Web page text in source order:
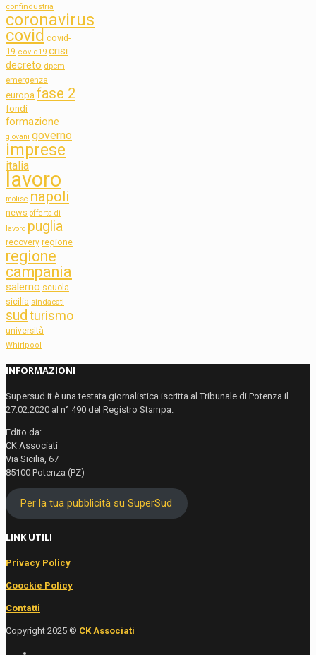
confindustria
coronavirus
covid covid-
19 covid19 crisi
decreto dpcm
emergenza
europa fase 2
fondi
formazione
giovani governo
imprese
italia
lavoro
molise napoli
news offerta di
lavoro puglia
recovery regione
regione
campania
salerno scuola
sicilia sindacati
sudturismo
università
Whirlpool
INFORMAZIONI
Supersud.it è una testata giornalistica iscritta al Tribunale di Potenza il
27.02.2020 al n° 490 del Registro Stampa.
Edito da:
CK Associati
Via Sicilia, 67
85100 Potenza (PZ)
Per la tua pubblicità su SuperSud
LINK UTILI
Privacy Policy
Coockie Policy
Contatti
Copyright 2025 © CK Associati